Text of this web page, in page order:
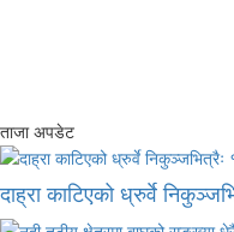
ताजा अपडेट
दाह्रा काटिएको ध्रुर्वे